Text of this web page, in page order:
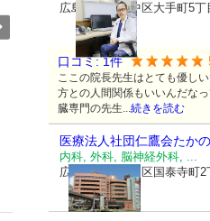
広島県広島市中区大手町5丁
口コミ:1件
ここの院長先生はとても優し
方との人間関係もいいんだな
臓専門の先生...続きを読む
医療法人社団仁鷹会たか
内科, 外科, 脳神経外科, ...
広島県広島市中区国泰寺町2